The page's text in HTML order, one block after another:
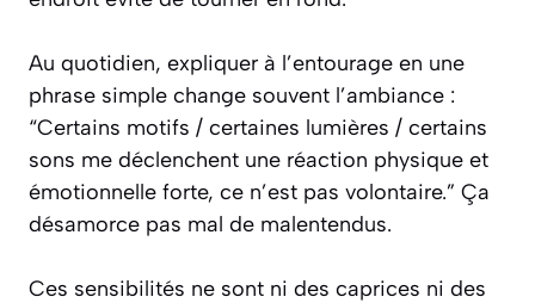
Au quotidien, expliquer à l’entourage en une
phrase simple change souvent l’ambiance :
“Certains motifs / certaines lumières / certains
sons me déclenchent une réaction physique et
émotionnelle forte, ce n’est pas volontaire.” Ça
désamorce pas mal de malentendus.
Ces sensibilités ne sont ni des caprices ni des